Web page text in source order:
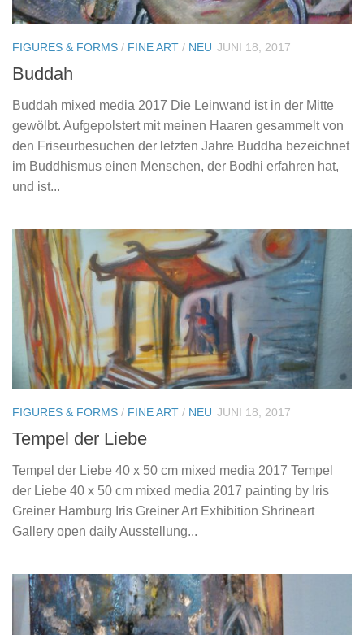
FIGURES & FORMS / FINE ART / NEU JUNI 18, 2017
Buddah
Buddah mixed media 2017 Die Leinwand ist in der Mitte
gewölbt. Aufgepolstert mit meinen Haaren gesammelt von
den Friseurbesuchen der letzten Jahre Buddha bezeichnet
im Buddhismus einen Menschen, der Bodhi erfahren hat,
und ist...
FIGURES & FORMS / FINE ART / NEU JUNI 18, 2017
Tempel der Liebe
Tempel der Liebe 40 x 50 cm mixed media 2017 Tempel
der Liebe 40 x 50 cm mixed media 2017 painting by Iris
Greiner Hamburg Iris Greiner Art Exhibition Shrineart
Gallery open daily Ausstellung...